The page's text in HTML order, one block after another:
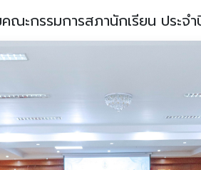
ณะกรรมการสภานักเรียน ประจ